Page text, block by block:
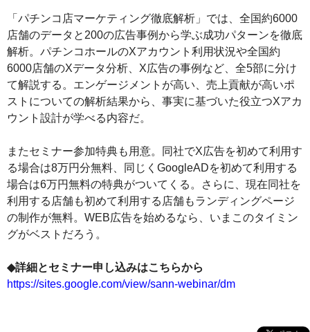
「パチンコ店マーケティング徹底解析」では、全国約6000
店舗のデータと200の広告事例から学ぶ成功パターンを徹底
解析。パチンコホールのXアカウント利用状況や全国約
6000店舗のXデータ分析、X広告の事例など、全5部に分け
て解説する。エンゲージメントが高い、売上貢献が高いポ
ストについての解析結果から、事実に基づいた役立つXアカ
ウント設計が学べる内容だ。
またセミナー参加特典も用意。同社でX広告を初めて利用す
る場合は8万円分無料、同じくGoogleADを初めて利用する
場合は6万円無料の特典がついてくる。さらに、現在同社を
利用する店舗も初めて利用する店舗もランディングページ
の制作が無料。WEB広告を始めるなら、いまこのタイミン
グがベストだろう。
◆詳細とセミナー申し込みはこちらから
https://sites.google.com/view/sann-webinar/dm